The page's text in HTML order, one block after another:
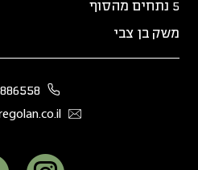
5 נתחים מהסוף
משק בן צבי